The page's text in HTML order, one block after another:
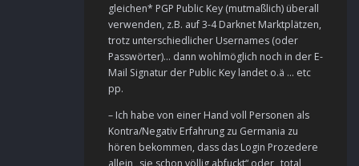
gleichen* PGP Public Key (mutmaßlich) überall
verwenden, z.B. auf 3-4 Darknet Marktplätzen,
trotz unterschiedlicher Usernames (oder
Passwörter)… dann wohlmöglich noch in der E-
Mail Signatur der Public Key landet o.ä … etc
pp.
– Ich habe von einer Hand voll Personen als
Kontra/Negativ Erfahrung zu Germania zu
hören bekommen, dass das Login Prozedere
allein „sie schon völlig abfuckt“ oder „total